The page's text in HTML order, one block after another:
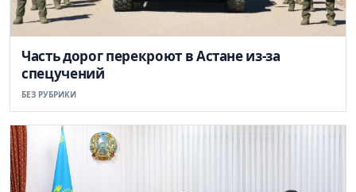
Часть дорог перекроют в Астане из-за
спецучений
БЕЗ РУБРИКИ